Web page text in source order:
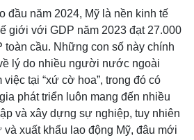
đầu năm 2024, Mỹ là nền kinh tế
giới với GDP năm 2023 đạt 27.000
cầu. Những con số này chính
lý do nhiều người nước ngoài
tại “xứ cờ hoa”, trong đó có
phát triển luôn mang đến nhiều
và xây dựng sự nghiệp, tuy nhiên
xuất khẩu lao động Mỹ, đâu mới